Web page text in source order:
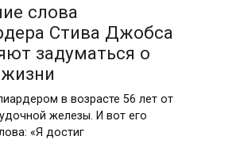
слова
Стива Джобса
задуматься о
в возрасте 56 лет от
железы. И вот его
«Я достиг